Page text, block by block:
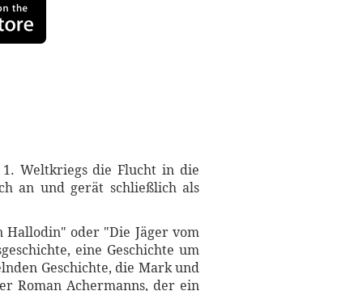
Weltkriegs die Flucht in die
an und gerät schließlich als
oder "Die Jäger vom
eine Geschichte um
Geschichte, die Mark und
Roman Achermanns, der ein